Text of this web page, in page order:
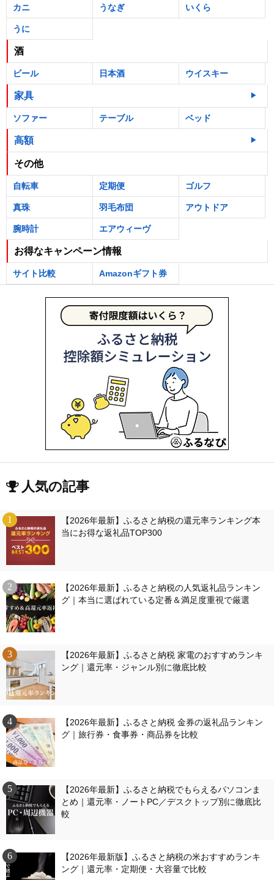
カニ うなぎ いくら
うに
酒
ビール 日本酒 ウイスキー
家具
ソファー テーブル ベッド
高額
その他
自転車 定期便 ゴルフ
真珠 羽毛布団 アウトドア
腕時計 エアウィーヴ
お得なキャンペーン情報
サイト比較 Amazonギフト券
人気の記事
【2026年最新】ふるさと納税の還元率ランキング本
当にお得な返礼品TOP300
【2026年最新】ふるさと納税の人気返礼品ランキン
グ｜本当に選ばれている定番＆満足度重視で厳選
【2026年最新】ふるさと納税 家電のおすすめランキ
ング｜還元率・ジャンル別に徹底比較
【2026年最新】ふるさと納税 金券の返礼品ランキン
グ｜旅行券・食事券・商品券を比較
【2026年最新】ふるさと納税でもらえるパソコンま
とめ｜還元率・ノートPC／デスクトップ別に徹底比
較
【2026年最新版】ふるさと納税の米おすすめランキ
ング｜還元率・定期便・大容量で比較